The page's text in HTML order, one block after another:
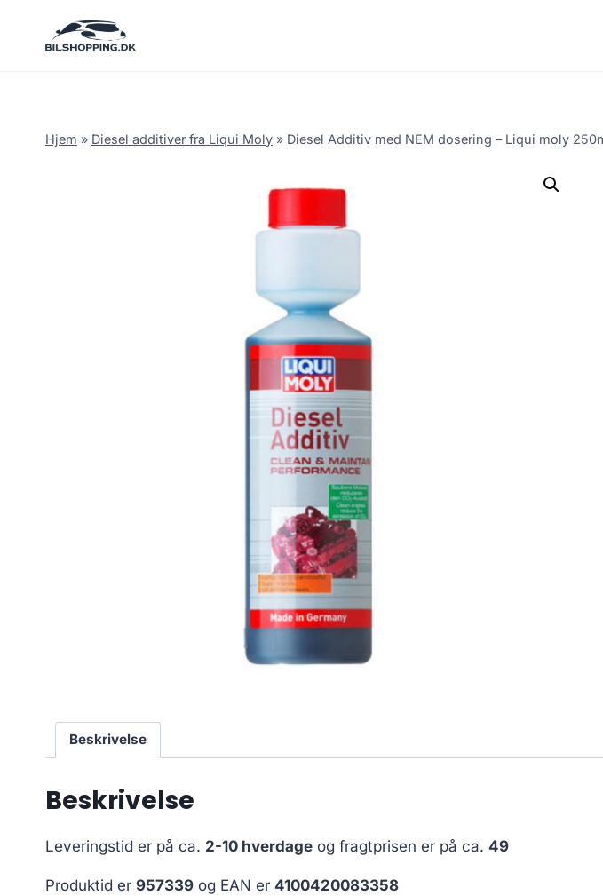
Hjem » Diesel additiver fra Liqui Moly » Diesel Additiv med NEM dosering – Liqui moly
Beskrivelse
Beskrivelse
Leveringstid er på ca. 2-10 hverdage og fragtprisen er på ca. 49
Produktid er 957339 og EAN er 4100420083358